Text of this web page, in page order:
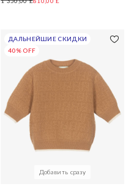
ДАЛЬНЕЙШИЕ СКИДКИ
40% OFF
Добавить сразу